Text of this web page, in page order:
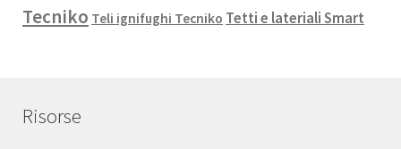
Tecniko Teli ignifughi Tecniko Tetti e lateriali Smart
Risorse